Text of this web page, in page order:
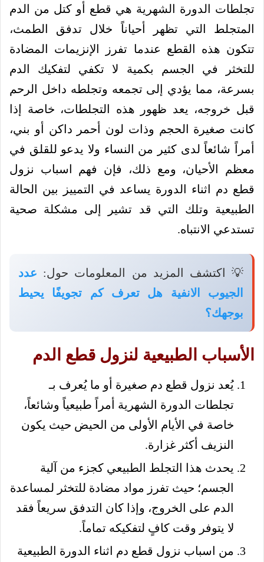
تجلطات الدورة الشهرية هي قطع أو كتل من الدم
المتجلط التي تظهر أحياناً خلال تدفق الطمث،
تتكون هذه القطع عندما تفرز الإنزيمات المضادة
للتخثر في الجسم بكمية لا تكفي لتفكيك الدم
بسرعة، مما يؤدي إلى تجمعه وتجلطه داخل الرحم
قبل خروجه، يعد ظهور هذه التجلطات، خاصة إذا
كانت صغيرة الحجم وذات لون أحمر داكن أو بني،
أمراً شائعاً لدى كثير من النساء ولا يدعو للقلق في
معظم الأحيان، ومع ذلك، فإن فهم اسباب نزول
قطع دم اثناء الدورة يساعد في التمييز بين الحالة
الطبيعية وتلك التي قد تشير إلى مشكلة صحية
تستدعي الانتباه.
💡 اكتشف المزيد من المعلومات حول: عدد
الجيوب الانفية هل تعرف كم تجويفًا يحيط
بوجهك؟
الأسباب الطبيعية لنزول قطع الدم
يُعد نزول قطع دم صغيرة أو ما يُعرف بـ
تجلطات الدورة الشهرية أمراً طبيعياً وشائعاً،
خاصة في الأيام الأولى من الحيض حيث يكون
النزيف أكثر غزارة.
يحدث هذا التجلط الطبيعي كجزء من آلية
الجسم؛ حيث تفرز مواد مضادة للتخثر لمساعدة
الدم على الخروج، وإذا كان التدفق سريعاً فقد
لا يتوفر وقت كافٍ لتفكيكه تماماً.
من اسباب نزول قطع دم اثناء الدورة الطبيعية